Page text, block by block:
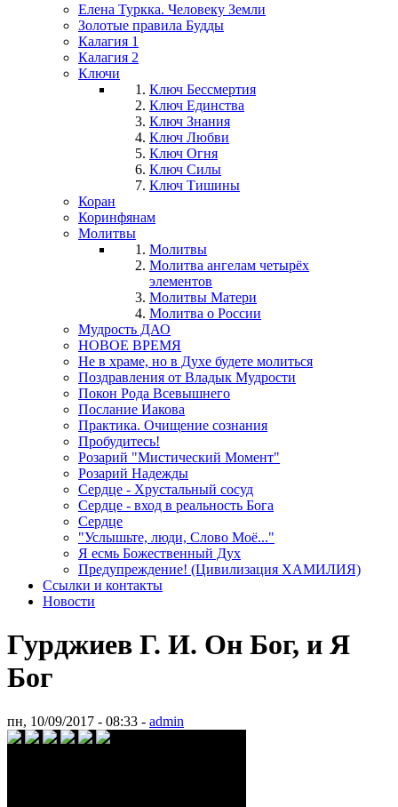
Елена Туркка. Человеку Земли
Золотые правила Будды
Калагия 1
Калагия 2
Ключи
Ключ Бессмертия
Ключ Единства
Ключ Знания
Ключ Любви
Ключ Огня
Ключ Силы
Ключ Тишины
Коран
Коринфянам
Молитвы
Молитвы
Молитва ангелам четырёх
элементов
Молитвы Матери
Молитва о России
Мудрость ДАО
НОВОЕ ВРЕМЯ
Не в храме, но в Духе будете молиться
Поздравления от Владык Мудрости
Покон Рода Всевышнего
Послание Иакова
Практика. Очищение сознания
Пробудитесь!
Розарий "Мистический Момент"
Розарий Надежды
Сердце - Хрустальный сосуд
Сердце - вход в реальность Бога
Сердце
"Услышьте, люди, Слово Моё..."
Я есмь Божественный Дух
Предупреждение! (Цивилизация ХАМИЛИЯ)
Ссылки и контакты
Новости
Гурджиев Г. И. Он Бог, и Я
Бог
пн, 10/09/2017 - 08:33 - admin